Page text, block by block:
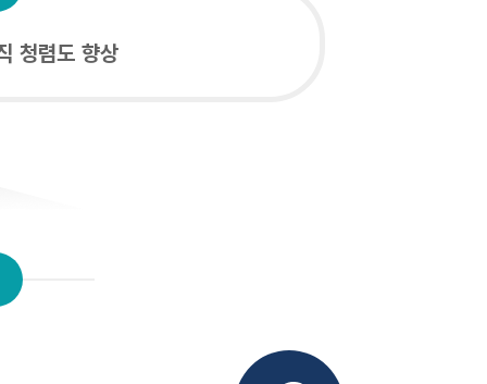
청렴도 향상